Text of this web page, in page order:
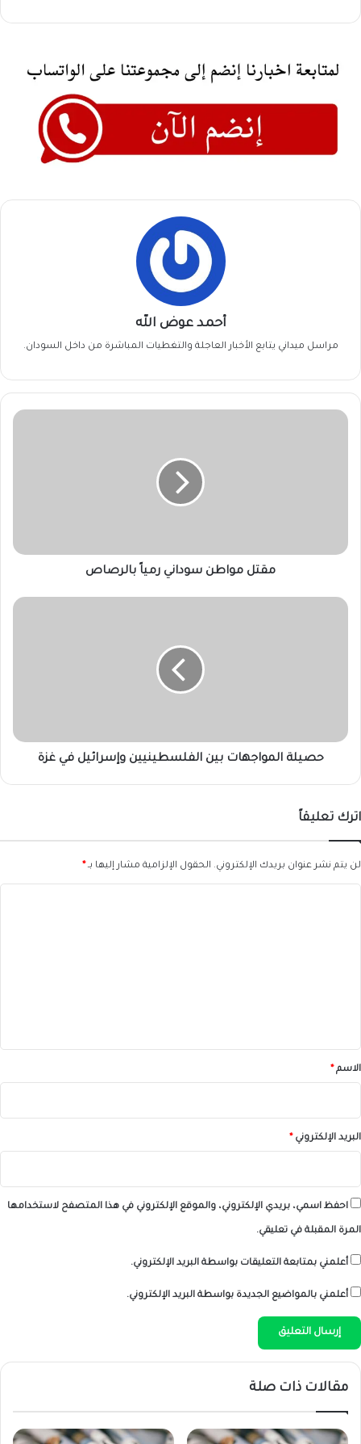
أحمد عوض الله
مراسل ميداني يتابع الأخبار العاجلة والتغطيات المباشرة من داخل السودان.
مقتل
مقتل مواطن سوداني رمياً بالرصاص
حصيلة
حصيلة المواجهات بين الفلسطينيين وإسرائيل في غزة
اترك تعليقاً
لن يتم نشر عنوان بريدك الإلكتروني. الحقول الإلزامية مشار إليها بـ *
*الاسم *
البريد الإلكتروني *
احفظ اسمي، بريدي الإلكتروني، والموقع الإلكتروني في هذا المتصفح لاستخدامها
المرة المقبلة في تعليقي.
أعلمني بمتابعة التعليقات بواسطة البريد الإلكتروني.
أعلمني بالمواضيع الجديدة بواسطة البريد الإلكتروني.
مقالات ذات صلة